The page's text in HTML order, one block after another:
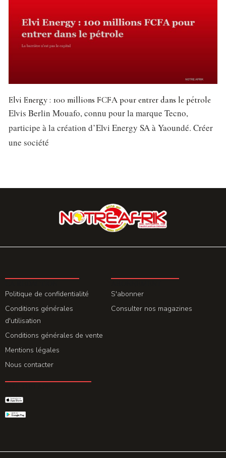
Elvi Energy : 100 millions FCFA pour entrer dans le pétrole
Elvis Berlin Mouafo, connu pour la marque Tecno,
participe à la création d’Elvi Energy SA à Yaoundé. Créer
une société
Politique de confidentialité
Conditions générales
d'utilisation
Conditions générales de vente
Mentions légales
Nous contacter
S'abonner
Consulter nos magazines